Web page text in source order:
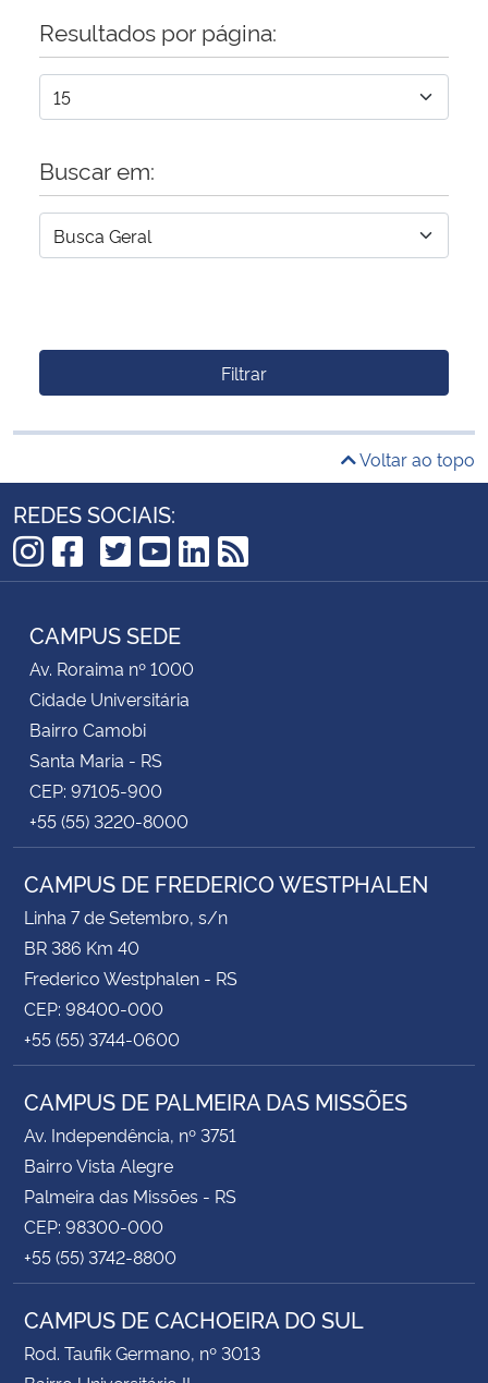
Resultados por página:
Buscar em:
Filtrar
Voltar ao topo
REDES SOCIAIS:
Instagram
Facebook
TikTok
Twitter
YouTube
LinkedIn
RSS
CAMPUS SEDE
Av. Roraima nº 1000
Cidade Universitária
Bairro Camobi
Santa Maria - RS
CEP: 97105-900
+55 (55) 3220-8000
CAMPUS DE FREDERICO WESTPHALEN
Linha 7 de Setembro, s/n
BR 386 Km 40
Frederico Westphalen - RS
CEP: 98400-000
+55 (55) 3744-0600
CAMPUS DE PALMEIRA DAS MISSÕES
Av. Independência, nº 3751
Bairro Vista Alegre
Palmeira das Missões - RS
CEP: 98300-000
+55 (55) 3742-8800
CAMPUS DE CACHOEIRA DO SUL
Rod. Taufik Germano, nº 3013